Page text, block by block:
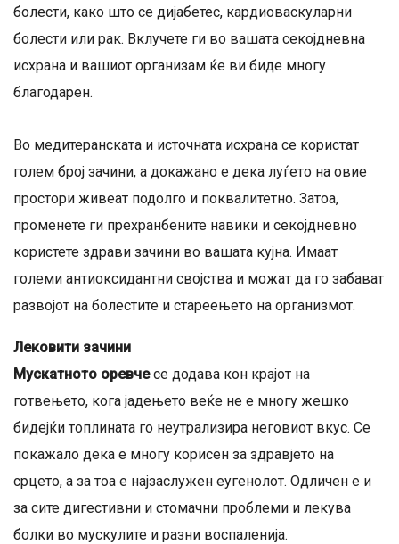
болести, како што се дијабетес, кардиоваскуларни
болести или рак. Вклучете ги во вашата секојдневна
исхрана и вашиот организам ќе ви биде многу
благодарен.
Во медитеранската и источната исхрана се користат
голем број зачини, а докажано е дека луѓето на овие
простори живеат подолго и поквалитетно. Затоа,
променете ги прехранбените навики и секојдневно
користете здрави зачини во вашата кујна. Имаат
големи антиоксидантни својства и можат да го забават
развојот на болестите и стареењето на организмот.
Лековити зачини
Мускатното оревчесе додава кон крајот на
готвењето, кога јадењето веќе не е многу жешко
бидејќи топлината го неутрализира неговиот вкус. Се
покажало дека е многу корисен за здравјето на
срцето, а за тоа е најзаслужен еугенолот. Одличен е и
за сите дигестивни и стомачни проблеми и лекува
болки во мускулите и разни воспаленија.